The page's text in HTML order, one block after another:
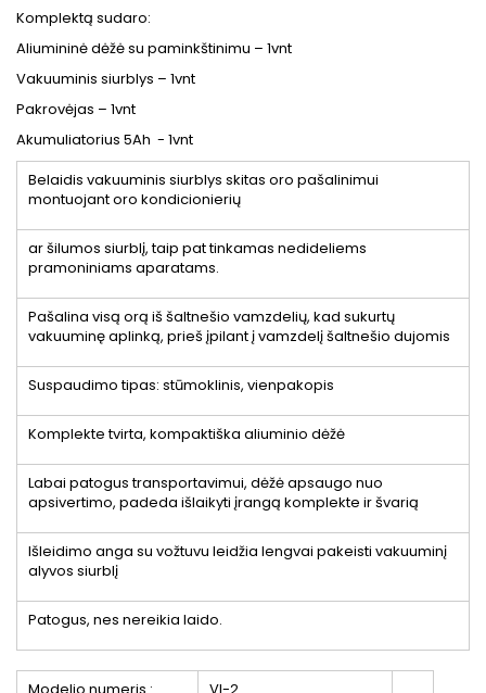
Komplektą sudaro:
Aliumininė dėžė su paminkštinimu – 1vnt
Vakuuminis siurblys – 1vnt
Pakrovėjas – 1vnt
Akumuliatorius 5Ah - 1vnt
Belaidis vakuuminis siurblys skitas oro pašalinimui
montuojant oro kondicionierių
ar šilumos siurblį, taip pat tinkamas nedideliems
pramoniniams aparatams.
Pašalina visą orą iš šaltnešio vamzdelių, kad sukurtų
vakuuminę aplinką, prieš įpilant į vamzdelį šaltnešio dujomis
Suspaudimo tipas: stūmoklinis, vienpakopis
Komplekte tvirta, kompaktiška aliuminio dėžė
Labai patogus transportavimui, dėžė apsaugo nuo
apsivertimo, padeda išlaikyti įrangą komplekte ir švarią
Išleidimo anga su vožtuvu leidžia lengvai pakeisti vakuuminį
alyvos siurblį
Patogus, nes nereikia laido.